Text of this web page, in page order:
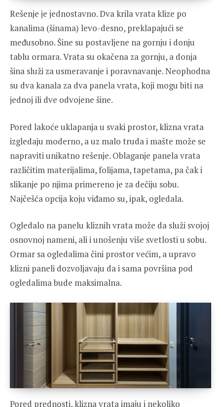
Rešenje je jednostavno. Dva krila vrata klize po
kanalima (šinama) levo-desno, preklapajući se
međusobno. Šine su postavljene na gornju i donju
tablu ormara. Vrata su okačena za gornju, a donja
šina služi za usmeravanje i poravnavanje. Neophodna
su dva kanala za dva panela vrata, koji mogu biti na
jednoj ili dve odvojene šine.
Pored lakoće uklapanja u svaki prostor, klizna vrata
izgledaju moderno, a uz malo truda i mašte može se
napraviti unikatno rešenje. Oblaganje panela vrata
različitim materijalima, folijama, tapetama, pa čak i
slikanje po njima primereno je za dečiju sobu.
Najčešća opcija koju viđamo su, ipak, ogledala.
Ogledalo na panelu kliznih vrata može da služi svojoj
osnovnoj nameni, ali i unošenju više svetlosti u sobu.
Ormar sa ogledalima čini prostor većim, a upravo
klizni paneli dozvoljavaju da i sama površina pod
ogledalima bude maksimalna.
Pored prednosti, klizna vrata imaju i nekoliko